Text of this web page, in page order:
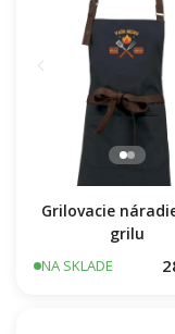
Grilovacie
grilu
NA SKLADE